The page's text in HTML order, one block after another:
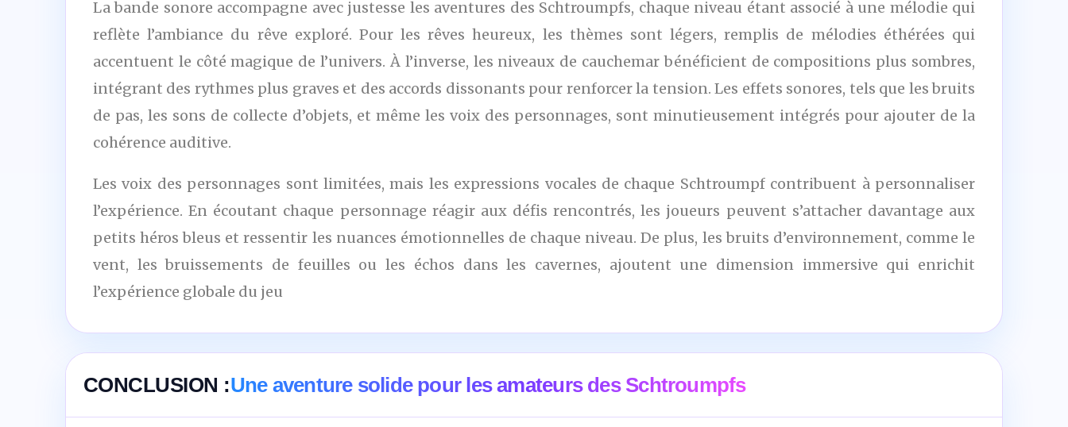
La bande sonore accompagne avec justesse les aventures des Schtroumpfs, chaque niveau étant associé à une mélodie qui
reflète l’ambiance du rêve exploré. Pour les rêves heureux, les thèmes sont légers, remplis de mélodies éthérées qui
accentuent le côté magique de l’univers. À l’inverse, les niveaux de cauchemar bénéficient de compositions plus sombres,
intégrant des rythmes plus graves et des accords dissonants pour renforcer la tension. Les effets sonores, tels que les bruits
de pas, les sons de collecte d’objets, et même les voix des personnages, sont minutieusement intégrés pour ajouter de la
cohérence auditive.
Les voix des personnages sont limitées, mais les expressions vocales de chaque Schtroumpf contribuent à personnaliser
l’expérience. En écoutant chaque personnage réagir aux défis rencontrés, les joueurs peuvent s’attacher davantage aux
petits héros bleus et ressentir les nuances émotionnelles de chaque niveau. De plus, les bruits d’environnement, comme le
vent, les bruissements de feuilles ou les échos dans les cavernes, ajoutent une dimension immersive qui enrichit
l’expérience globale du jeu
CONCLUSION :Une aventure solide pour les amateurs des Schtroumpfs